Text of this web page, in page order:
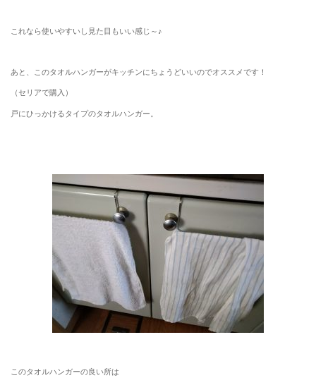
これなら使いやすいし見た目もいい感じ～♪
あと、このタオルハンガーがキッチンにちょうどいいのでオススメです！
（セリアで購入）
戸にひっかけるタイプのタオルハンガー。
このタオルハンガーの良い所は